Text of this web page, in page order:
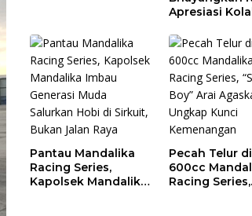
Apresiasi
Unram, UIN
45 Ubah
Jadi Rupiah
Pantau Mandalika
Racing Series,
Kapolsek Mandalika
Pecah Telur
600cc
Racing Series,